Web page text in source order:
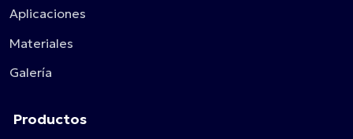
Aplicaciones
Materiales
Galería
Productos